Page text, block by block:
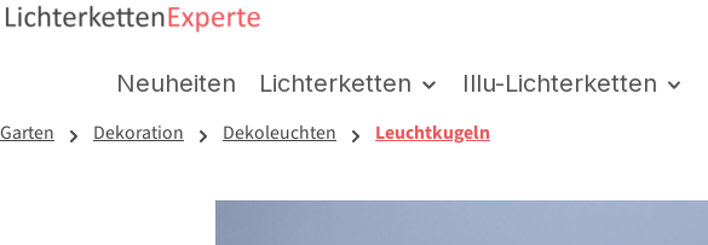
Neuheiten Lichterketten Illu-Lichterketten
Garten Dekoration Dekoleuchten Leuchtkugeln